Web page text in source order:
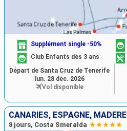
Supplément single -50%
Club Enfants dès 3 ans
Départ de Santa Cruz de Tenerife
lun. 28 déc. 2026
Vol disponible
CANARIES, ESPAGNE, MADÈRE
8 jours, Costa Smeralda